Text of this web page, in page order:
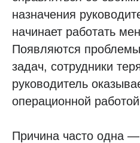
назначения
начинает работать
Появляются
задач, сотрудники
руководитель
операционной
Причина часто одна —